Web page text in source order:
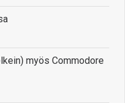
myös Commodore